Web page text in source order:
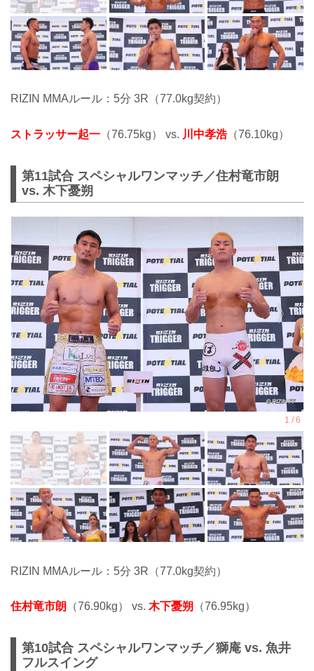
RIZIN MMAルール：5分 3R（77.0kg契約）
ストラッサー起一 （76.75kg） vs. 川中孝浩（76.10kg）
第11試合 スペシャルワンマッチ／住村竜市朗
vs. 木下憂朔
RIZIN MMAルール：5分 3R（77.0kg契約）
住村竜市朗 （76.90kg） vs. 木下憂朔 （76.95kg）
第10試合 スペシャルワンマッチ／獅庵 vs. 魚井
フルスイング